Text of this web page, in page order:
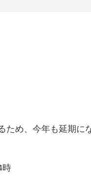
め、今年も延期に
時